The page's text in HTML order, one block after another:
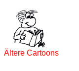
Ältere Cartoons